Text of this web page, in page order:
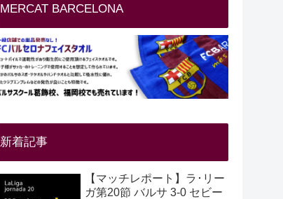
MERCAT BARCELONA
新着記事
【マッチレポート】ラ･リー
ガ第20節 バルサ 3-0 セビー